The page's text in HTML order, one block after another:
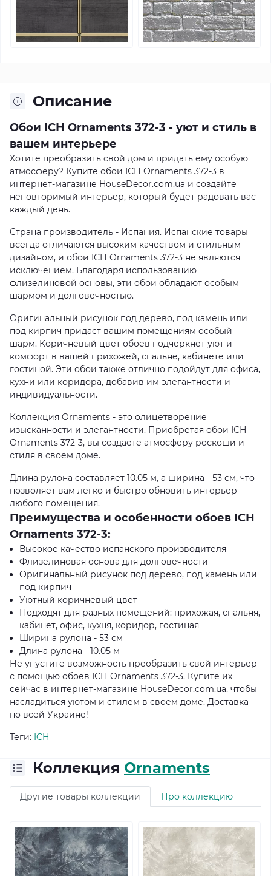
Описание
Обои ІСН Ornaments 372-3 - уют и стиль в
вашем интерьере
Хотите преобразить свой дом и придать ему особую
атмосферу? Купите обои ІСН Ornaments 372-3 в
интернет-магазине HouseDecor.com.ua и создайте
неповторимый интерьер, который будет радовать вас
каждый день.
Страна производитель - Испания. Испанские товары
всегда отличаются высоким качеством и стильным
дизайном, и обои ІСН Ornaments 372-3 не являются
исключением. Благодаря использованию
флизелиновой основы, эти обои обладают особым
шармом и долговечностью.
Оригинальный рисунок под дерево, под камень или
под кирпич придаст вашим помещениям особый
шарм. Коричневый цвет обоев подчеркнет уют и
комфорт в вашей прихожей, спальне, кабинете или
гостиной. Эти обои также отлично подойдут для офиса,
кухни или коридора, добавив им элегантности и
индивидуальности.
Коллекция Ornaments - это олицетворение
изысканности и элегантности. Приобретая обои ІСН
Ornaments 372-3, вы создаете атмосферу роскоши и
стиля в своем доме.
Длина рулона составляет 10.05 м, а ширина - 53 см, что
позволяет вам легко и быстро обновить интерьер
любого помещения.
Преимущества и особенности обоев ІСН
Ornaments 372-3:
Высокое качество испанского производителя
Флизелиновая основа для долговечности
Оригинальный рисунок под дерево, под камень или
под кирпич
Уютный коричневый цвет
Подходят для разных помещений: прихожая, спальня,
кабинет, офис, кухня, коридор, гостиная
Ширина рулона - 53 см
Длина рулона - 10.05 м
Не упустите возможность преобразить свой интерьер
с помощью обоев ІСН Ornaments 372-3. Купите их
сейчас в интернет-магазине HouseDecor.com.ua, чтобы
насладиться уютом и стилем в своем доме. Доставка
по всей Украине!
Теги: ICH
Коллекция Ornaments
Другие товары коллекции Про коллекцию